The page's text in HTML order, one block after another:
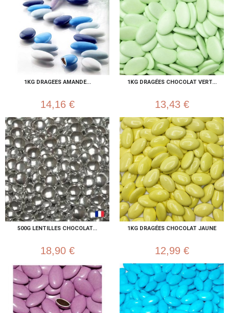
1KG DRAGEES AMANDE...
14,16 €
1KG DRAGÉES CHOCOLAT VERT...
13,43 €
500G LENTILLES CHOCOLAT...
18,90 €
1KG DRAGÉES CHOCOLAT JAUNE
12,99 €